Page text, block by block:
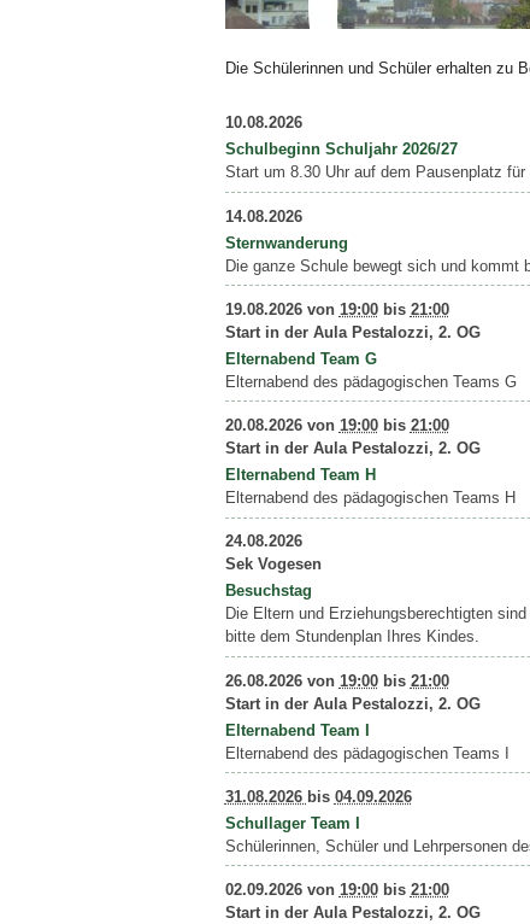
Die Schülerinnen und Schüler erhalten zu
10.08.2026
Schulbeginn Schuljahr 2026/27
Start um 8.30 Uhr auf dem Pausenplatz
14.08.2026
Sternwanderung
Die ganze Schule bewegt sich und kommt
19.08.2026von 19:00bis 21:00
Start in der Aula Pestalozzi, 2. OG
Elternabend Team G
Elternabend des pädagogischen Teams G
20.08.2026von 19:00bis 21:00
Start in der Aula Pestalozzi, 2. OG
Elternabend Team H
Elternabend des pädagogischen Teams H
24.08.2026
Sek Vogesen
Besuchstag
Die Eltern und Erziehungsberechtigten
bitte dem Stundenplan Ihres Kindes.
26.08.2026von 19:00bis 21:00
Start in der Aula Pestalozzi, 2. OG
Elternabend Team I
Elternabend des pädagogischen Teams I
31.08.2026 bis 04.09.2026
Schullager Team I
Schülerinnen, Schüler und Lehrpersonen
02.09.2026von 19:00bis 21:00
Start in der Aula Pestalozzi, 2. OG